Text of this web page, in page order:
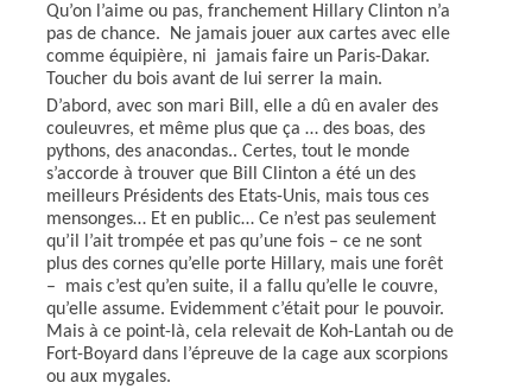
Qu’on l’aime ou pas, franchement Hillary Clinton n’a
pas de chance.
Ne jamais jouer aux cartes avec elle
comme équipière, ni
jamais faire un Paris-Dakar.
Toucher du bois avant de lui serrer la main.
D’abord, avec son mari Bill, elle a dû en avaler des
couleuvres, et même plus que ça … des boas, des
pythons, des anacondas.. Certes, tout le monde
s’accorde à trouver que Bill Clinton a été un des
meilleurs Présidents des Etats-Unis, mais tous ces
mensonges… Et en public… Ce n’est pas seulement
qu’il l’ait trompée et pas qu’une fois – ce ne sont
plus des cornes qu’elle porte Hillary, mais une forêt
–
mais c’est qu’en suite, il a fallu qu’elle le couvre,
qu’elle assume. Evidemment c’était pour le pouvoir.
Mais à ce point-là, cela relevait de Koh-Lantah ou de
Fort-Boyard dans l’épreuve de la cage aux scorpions
ou aux mygales.